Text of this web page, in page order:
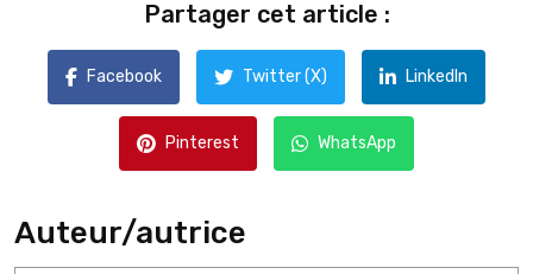
Partager cet article :
Facebook Twitter (X) LinkedIn
Pinterest WhatsApp
Auteur/autrice